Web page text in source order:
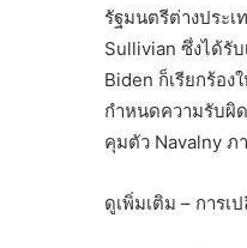
รัฐมนตรีต่างประ
Sullivian ซึ่งได้รั
Biden ก็เรียกร้อ
กำหนดความรับผิ
คุมตัว Navalny ภ
ดูเพิ่มเติม – การ